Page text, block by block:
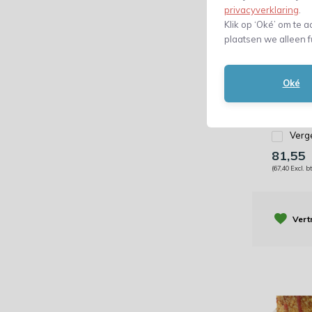
privacyverklaring
Klik op ‘Oké’ om te
plaatsen we alleen
Oké
250gr
wit -
vóór
bezorgd!
81,55
(67,40 Excl.